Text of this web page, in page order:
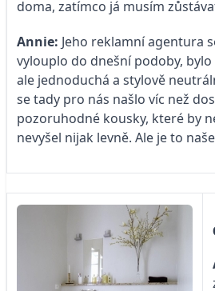
doma, zatímco já musím
Annie: Jeho reklamní agentura
vylouplo do dnešní podoby,
ale jednoduchá a stylově
se tady pro nás našlo víc než
pozoruhodné kousky, které by
nevyšel nijak levně. Ale je to